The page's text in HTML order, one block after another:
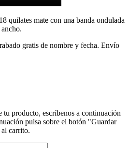
quilates mate con una banda ondulada
gratis de nombre y fecha. Envío
tu producto, escríbenos a continuación
pulsa sobre el botón "Guardar
carrito.